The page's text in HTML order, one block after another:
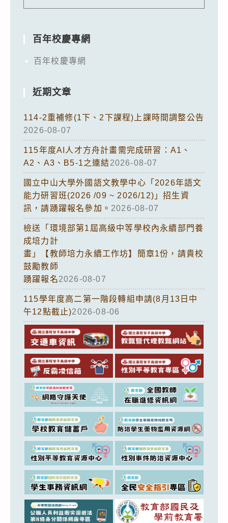
百年校慶專網
百年校慶專網
近期文章
114-2重補修(1下、2下課程)上課時間調整公告
2026-08-07
115年度AI人才方舟計畫需完成研習：A1、
A2、A3、B5-1之連結2026-08-07
國立中山大學外國語文教學中心「2026年語文
能力研習班(2026 /09 ~ 2026/12)」招生資
訊，請踴躍報名參加。 2026-08-07
檢送「環境部第1屆高級中等學校內永續部門養
成培力計
畫」【教師培力永續工作坊】簡章1份，請貴校
鼓勵教師
踴躍報名2026-08-07
115學年度高二第一階段轉組申請(8月13日中
午12點截止)2026-08-06